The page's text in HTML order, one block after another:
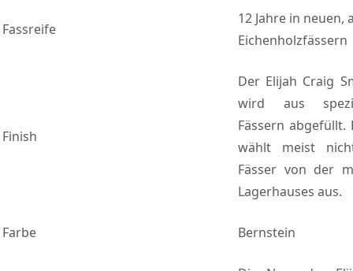
Fassreife
12 Jahre in neuen,
Eichenholzfässern
Finish
Der Elijah Craig
wird aus
Fässern
wählt meist
Fässer von der
Lagerhauses aus.
Farbe Bernstein